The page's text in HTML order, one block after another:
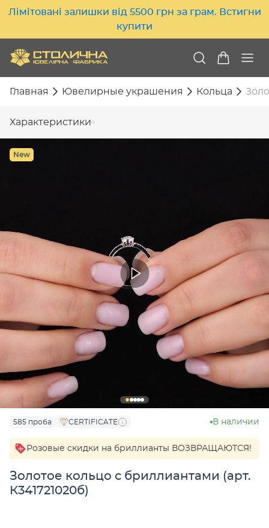
Лімітовані залишки від 5500 грн за грам. Встигни
купити
Главная Ювелирные украшения Кольца
Характеристики
New
585 проба CERTIFICATE В наличии
Розовые скидки на бриллианты ВОЗВРАЩАЮТСЯ!
Золотое кольцо с бриллиантами (арт.
К341721020б)